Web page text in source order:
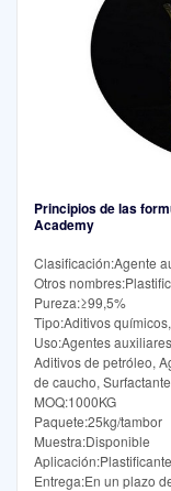
Principios de las
Academy
Clasificación:Agente
Otros
Pureza:≥99,5%
Tipo:Aditivos
Uso:Agentes
Aditivos de petróleo,
de caucho,
MOQ:1000KG
Paquete:25kg/tambor
Muestra:Disponible
Aplicación:Plastificante
Entrega:En un plazo